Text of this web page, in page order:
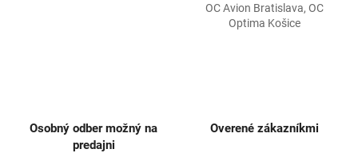
OC Avion Bratislava, OC
Optima Košice
Osobný odber možný na
predajni
Overené zákazníkmi